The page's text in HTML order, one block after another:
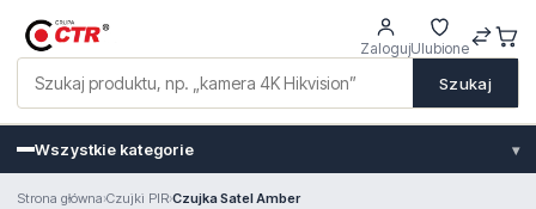
Szukaj
ZalogujUlubione
Wszystkie kategorie ▾
Strona główna›Czujki PIR›Czujka Satel Amber